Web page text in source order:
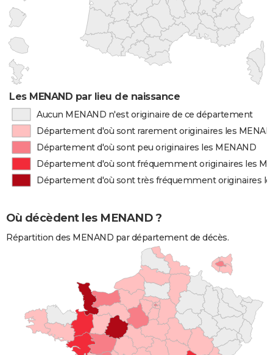
Les MENAND par lieu de naissance
Aucun MENAND n'est originaire de ce département
Département d'où sont rarement originaires les
Département d'où sont peu originaires les MENAND
Département d'où sont fréquemment originaires les
Département d'où sont très fréquemment originaires
Où décèdent les MENAND ?
Répartition des MENAND par département de décès.